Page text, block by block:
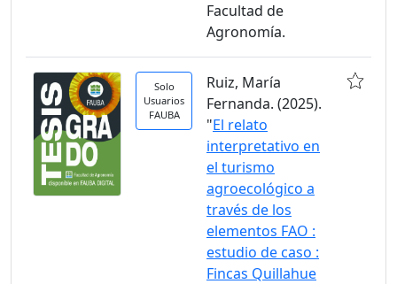
Facultad de
Agronomía.
Solo
Usuarios
FAUBA
Ruiz, María
Fernanda. (2025).
"El relato
interpretativo en
el turismo
agroecológico a
través de los
elementos FAO :
estudio de caso :
Fincas Quillahue